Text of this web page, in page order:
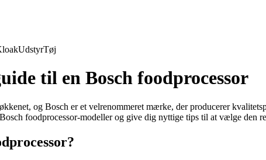
UdstyrTøj
til en Bosch foodprocessor
og Bosch er et velrenommeret mærke, der producerer
foodprocessor-modeller og give dig nyttige tips til at vælge den